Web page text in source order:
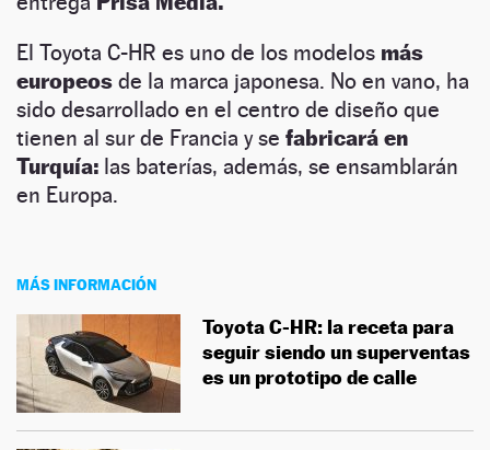
El Toyota C-HR es uno de los modelos más
europeos de la marca japonesa. No en vano, ha
sido desarrollado en el centro de diseño que
tienen al sur de Francia y se fabricará en
Turquía: las baterías, además, se ensamblarán
en Europa.
MÁS INFORMACIÓN
Toyota C-HR: la receta para
seguir siendo un superventas
es un prototipo de calle